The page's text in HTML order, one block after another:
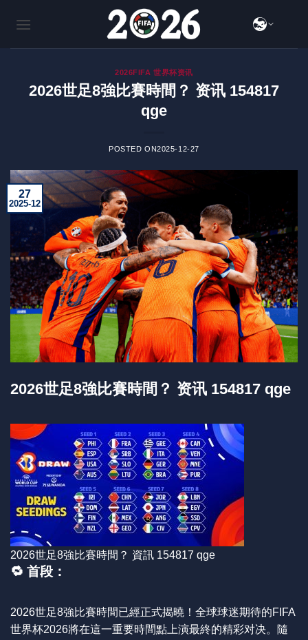
2026FIFA 世界杯资讯
2026世足8強比賽時間？ 资讯 154817
qge
POSTED ON2025-12-27
27
2025-12
2026世足8強比賽時間？ 资讯 154817 qge
2026世足8強比賽時間？ 資訊 154817 qge
🔁 首段：
2026世足8強比賽時間已經正式揭曉！全球球迷期待的FIFA
世界杯2026將在這一重要時間點上演最終的精彩对决。隨